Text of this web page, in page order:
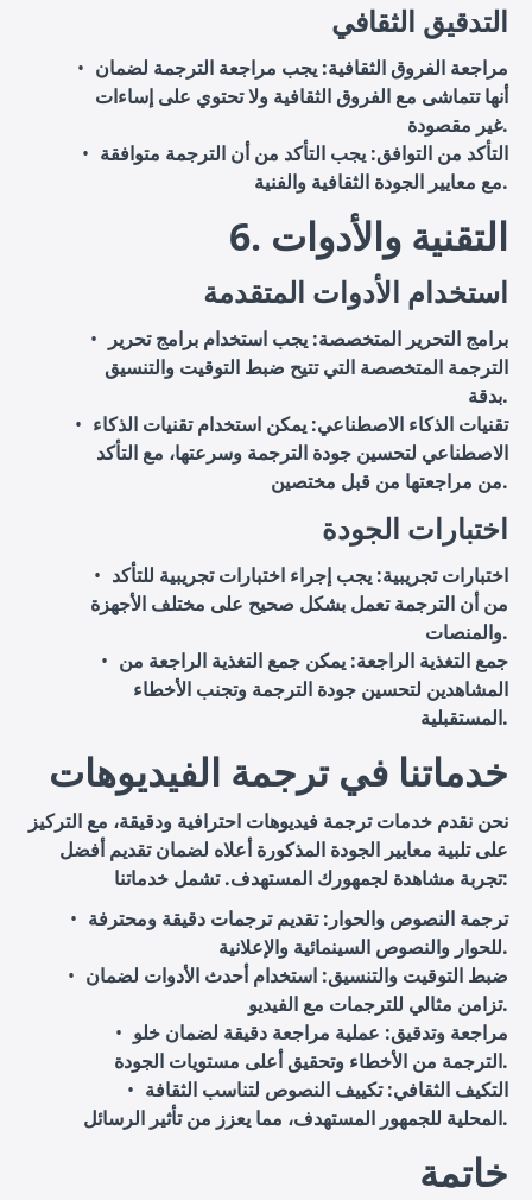
التدقيق الثقافي
مراجعة الفروق الثقافية: يجب مراجعة الترجمة لضمان
أنها تتماشى مع الفروق الثقافية ولا تحتوي على إساءات
غير مقصودة.
التأكد من التوافق: يجب التأكد من أن الترجمة متوافقة
مع معايير الجودة الثقافية والفنية.
6. التقنية والأدوات
استخدام الأدوات المتقدمة
برامج التحرير المتخصصة: يجب استخدام برامج تحرير
الترجمة المتخصصة التي تتيح ضبط التوقيت والتنسيق
بدقة.
تقنيات الذكاء الاصطناعي: يمكن استخدام تقنيات الذكاء
الاصطناعي لتحسين جودة الترجمة وسرعتها، مع التأكد
من مراجعتها من قبل مختصين.
اختبارات الجودة
اختبارات تجريبية: يجب إجراء اختبارات تجريبية للتأكد
من أن الترجمة تعمل بشكل صحيح على مختلف الأجهزة
والمنصات.
جمع التغذية الراجعة: يمكن جمع التغذية الراجعة من
المشاهدين لتحسين جودة الترجمة وتجنب الأخطاء
المستقبلية.
خدماتنا في ترجمة الفيديوهات
نحن نقدم خدمات ترجمة فيديوهات احترافية ودقيقة، مع التركيز
على تلبية معايير الجودة المذكورة أعلاه لضمان تقديم أفضل
تجربة مشاهدة لجمهورك المستهدف. تشمل خدماتنا:
ترجمة النصوص والحوار : تقديم ترجمات دقيقة ومحترفة
للحوار والنصوص السينمائية والإعلانية.
ضبط التوقيت والتنسيق: استخدام أحدث الأدوات لضمان
تزامن مثالي للترجمات مع الفيديو.
مراجعة وتدقيق: عملية مراجعة دقيقة لضمان خلو
الترجمة من الأخطاء وتحقيق أعلى مستويات الجودة.
التكيف الثقافي: تكييف النصوص لتناسب الثقافة
المحلية للجمهور المستهدف، مما يعزز من تأثير الرسائل.
خاتمة